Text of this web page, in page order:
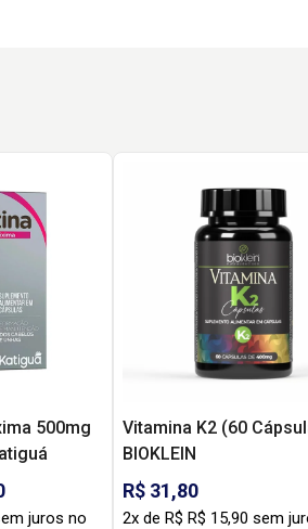
500mg
juros no
Vitamina K2 (60
BIOKLEIN
R$ 31,80
2x de R$ R$ 15,90 sem